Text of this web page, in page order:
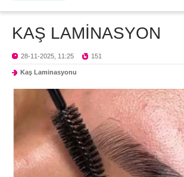
KAŞ LAMİNASYON
28-11-2025, 11:25 151
Kaş Laminasyonu